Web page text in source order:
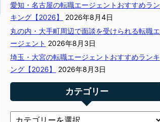
愛知・名古屋の転職エージェントおすすめラン
キング【2026】
2026年8月4日
丸の内・大手町周辺で面談を受けられる転職エ
ージェント 2026年8月3日
埼玉・大宮の転職エージェントおすすめランキ
ング【2026】
2026年8月3日
カテゴリー